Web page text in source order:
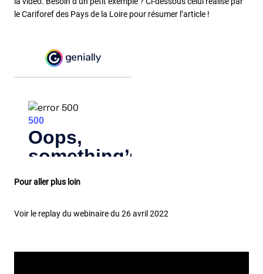
le Cariforef des Pays de la Loire pour résumer l’article !
Pour aller plus loin
Voir le replay du webinaire du 26 avril 2022